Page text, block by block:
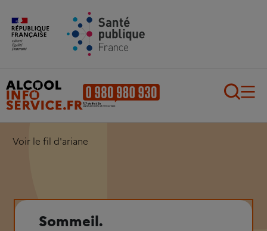
Aller au contenu principal
Voir le fil d'ariane
Sommeil.